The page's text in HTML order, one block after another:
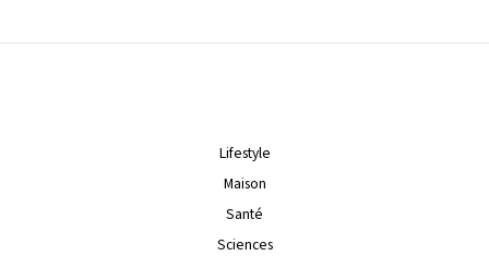
Lifestyle
Maison
Santé
Sciences